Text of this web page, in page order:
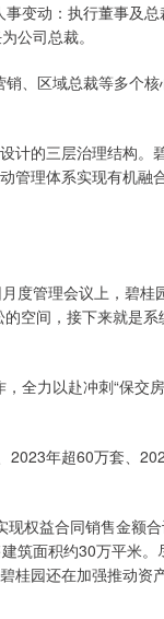
变动：执行董事及总
公司总裁。
、区域总裁等多个核
计的三层治理结构。
管理体系实现有机融
度管理会议上，碧桂
空间，接下来就是
全力以赴冲刺“保交
年超60万套、
权益合同销售金额合
筑面积约30万平米。
桂园还在加强推动资